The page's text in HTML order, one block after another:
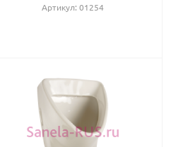
Артикул: 01254